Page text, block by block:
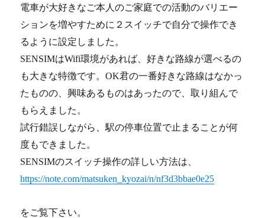
電車が大好きなご本人のご家庭での活動のバリエー
ションを増やすために２スイッチで自分で操作でき
るように設定しました。
SENSIMはWifi環境があれば、好きな路線が選べるの
も大きな特徴です。OK君の一番好きな路線はなかっ
たものの、興味あるものはあったので、取り組んで
もらえました。
試行錯誤しながら、駅の停車位置で止まることが何
度もできました。
SENSIMのスイッチ操作の詳しい方法は、
https://note.com/matsuken_kyozai/n/nf3d3bbae0e25
をご覧下さい。